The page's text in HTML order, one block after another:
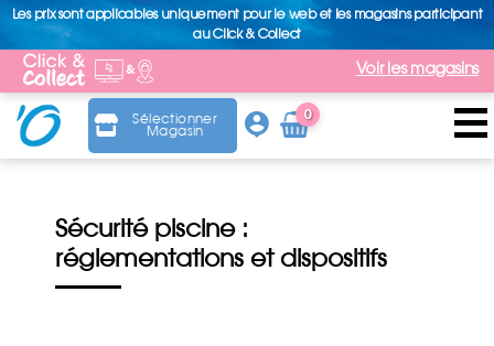
Les prix sont applicables uniquement pour le web et les magasins participant
au Click & Collect
Voir les magasins
Sélectionner
Magasin
0
Arti
cle
Sécurité piscine :
réglementations et dispositifs